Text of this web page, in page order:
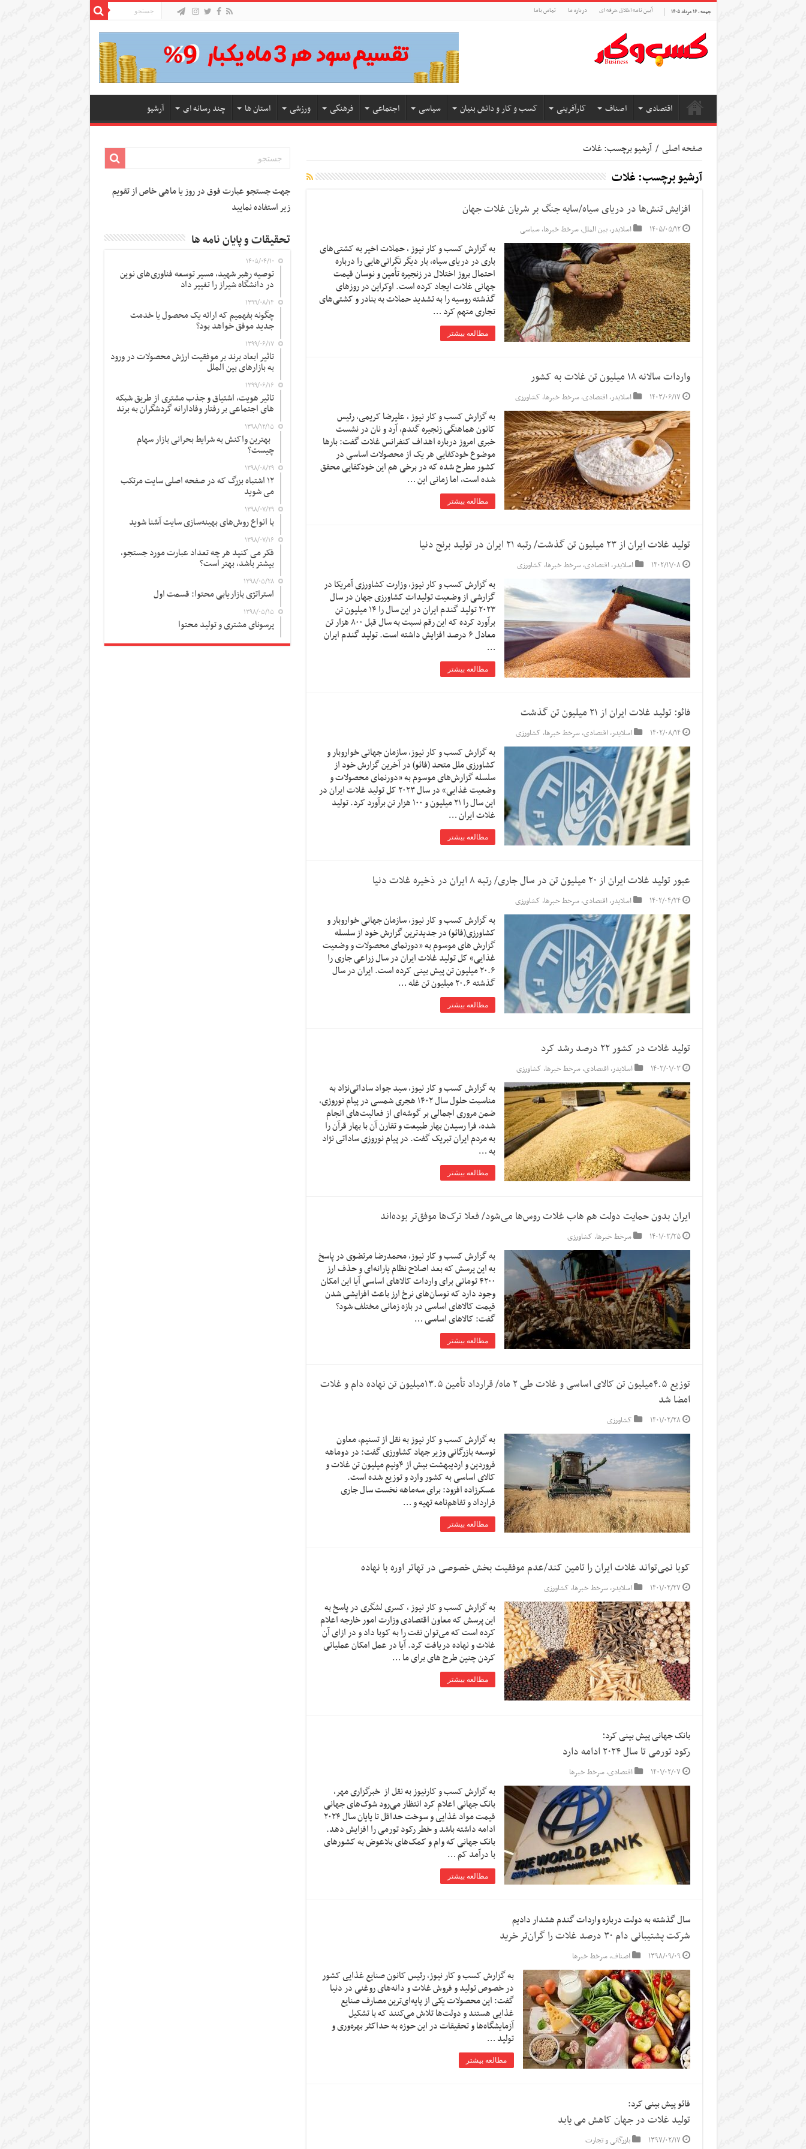
جمعه , ۱۶ مرداد ۱۴۰۵ آیین نامه اخلاق حرفه ای درباره ما تماس باما
اقتصادی اصناف کارآفرینی کسب و کار و دانش بنیان سیاسی اجتماعی فرهنگی ورزشی استان ها چند رسانه ای آرشیو
صفحه اصلی / آرشیو برچسب: غلات
آرشیو برچسب:غلات
افزایش تنش‌ها در دریای سیاه/سایه جنگ بر شریان غلات جهان
۱۴۰۵/۰۵/۱۲ اسلایدر,بین الملل,سرخط خبرها,سیاسی
به گزارش کسب و کار نیوز ، حملات اخیر به کشتی‌های
باری در دریای سیاه، بار دیگر نگرانی‌هایی را درباره
احتمال بروز اختلال در زنجیره تأمین و نوسان قیمت
جهانی غلات ایجاد کرده است. اوکراین در روزهای
گذشته روسیه را به تشدید حملات به بنادر و کشتی‌های
تجاری متهم کرد …
مطالعه بیشتر
واردات سالانه ۱۸ میلیون تن غلات به کشور
۱۴۰۳/۰۶/۱۷ اسلایدر,اقتصادی,سرخط خبرها, کشاورزی
به گزارش کسب و کار نیوز ، علیرضا کریمی، رئیس
کانون هماهنگی زنجیره گندم، آرد و نان در نشست
خبری امروز درباره اهداف کنفرانس غلات گفت: بارها
موضوع خودکفایی هر یک از محصولات اساسی در
کشور مطرح شده که در برخی هم این خودکفایی محقق
شده است، اما زمانی این …
مطالعه بیشتر
تولید غلات ایران از ۲۳ میلیون تن گذشت/ رتبه ۲۱ ایران در تولید برنج دنیا
۱۴۰۲/۱۱/۰۸ اسلایدر,اقتصادی,سرخط خبرها, کشاورزی
به گزارش کسب و کار نیوز، وزارت کشاورزی آمریکا در
گزارشی از وضعیت تولیدات کشاورزی جهان در سال
۲۰۲۳ تولید گندم ایران در این سال را ۱۴ میلیون تن
برآورد کرده که این رقم نسبت به سال قبل ۸۰۰ هزار تن
معادل ۶ درصد افزایش داشته است. تولید گندم ایران
…
مطالعه بیشتر
فائو: تولید غلات ایران از ۲۱ میلیون تن گذشت
۱۴۰۲/۰۸/۱۴ اسلایدر,اقتصادی,سرخط خبرها, کشاورزی
به گزارش کسب و کار نیوز، سازمان جهانی خواروبار و
کشاورزی ملل متحد (فائو) در آخرین گزارش خود از
سلسله گزارش‌های موسوم به «دورنمای محصولات و
وضعیت غذایی» در سال ۲۰۲۳ کل تولید غلات ایران در
این سال را ۲۱ میلیون و ۱۰۰ هزار تن برآورد کرد. تولید
غلات ایران …
مطالعه بیشتر
عبور تولید غلات ایران از ۲۰ میلیون تن در سال جاری/ رتبه ۸ ایران در ذخیره غلات دنیا
۱۴۰۲/۰۴/۲۴ اسلایدر,اقتصادی,سرخط خبرها, کشاورزی
به گزارش کسب و کار نیوز، سازمان جهانی خواروبار و
کشاورزی(فائو) در جدیدترین گزارش خود از سلسله
گزارش های موسوم به «دورنمای محصولات و وضعیت
غذایی» کل تولید غلات ایران در سال زراعی جاری را
۲۰.۶ میلیون تن پیش بینی کرده است. ایران در سال
گذشته ۲۰.۶ میلیون تن غله …
مطالعه بیشتر
تولید غلات در کشور ۲۲ درصد رشد کرد
۱۴۰۲/۰۱/۰۳ اسلایدر,اقتصادی,سرخط خبرها, کشاورزی
به گزارش کسب و کار نیوز، سید جواد ساداتی‌نژاد به
مناسبت حلول سال ۱۴۰۲ هجری شمسی در پیام نوروزی،
ضمن مروری اجمالی بر گوشه‌ای از فعالیت‌های انجام
شده، فرا رسیدن بهار طبیعت و تقارن آن با بهار قرآن را
به مردم ایران تبریک گفت. در پیام نوروزی ساداتی نژاد
به …
مطالعه بیشتر
ایران بدون حمایت دولت هم هاب غلات روس‌ها می‌شود/ فعلا ترک‌ها موفق‌تر بوده‌اند
۱۴۰۱/۰۳/۲۵ سرخط خبرها, کشاورزی
به گزارش کسب و کار نیوز، محمدرضا مرتضوی در پاسخ
به این پرسش که بعد اصلاح نظام یارانه‌ای و حذف ارز
۴۲۰۰ تومانی برای واردات کالاهای اساسی آیا این امکان
وجود دارد که نوسان‌های نرخ ارز باعث افزایشی شدن
قیمت کالاهای اساسی در بازه زمانی مختلف شود؟
گفت: کالاهای اساسی …
مطالعه بیشتر
توزیع ۴.۵میلیون تن کالای اساسی و غلات طی ۲ ماه/ قرارداد تأمین ۱۳.۵میلیون تن نهاده دام و غلات
امضا شد
۱۴۰۱/۰۲/۲۸ کشاورزی
به گزارش کسب و کار نیوز به نقل از تسنیم، معاون
توسعه بازرگانی وزیر جهاد کشاورزی گفت: در دوماهه
فروردین و اردیبهشت بیش از ۴ونیم میلیون تن غلات و
کالای اساسی به کشور وارد و توزیع شده است.
عسکرزاده افزود: برای سه‌ماهه نخست سال جاری
قرارداد و تفاهم‌نامه تهیه و …
مطالعه بیشتر
کوبا نمی‌تواند غلات ایران را تامین کند/عدم موفقیت بخش خصوصی در تهاتر اوره با نهاده
۱۴۰۱/۰۲/۲۷ اسلایدر,سرخط خبرها, کشاورزی
به گزارش کسب و کار نیوز ، کسری لشگری در پاسخ به
این پرسش که معاون اقتصادی وزارت امور خارجه اعلام
کرده است که می‌توان نفت را به کوبا داد و در ازای آن
غلات و نهاده دریافت کرد. آیا در عمل امکان عملیاتی
کردن چنین طرح های برای ما …
مطالعه بیشتر
بانک جهانی پیش بینی کرد؛
رکود تورمی تا سال ۲۰۲۴ ادامه دارد
۱۴۰۱/۰۲/۰۷ اقتصادی,سرخط خبرها
به گزارش کسب و کارنیوز به نقل از خبرگزاری مهر،
بانک جهانی اعلام کرد انتظار می‌رود شوک‌های جهانی
قیمت مواد غذایی و سوخت حداقل تا پایان سال ۲۰۲۴
ادامه داشته باشد و خطر رکود تورمی را افزایش دهد.
بانک جهانی که وام و کمک‌های بلاعوض به کشورهای
با درآمد کم …
مطالعه بیشتر
سال گذشته به دولت درباره واردات گندم هشدار دادیم
شرکت پشتیبانی دام ۳۰ درصد غلات را گران‌تر خرید
۱۳۹۸/۰۹/۰۹ اصناف,سرخط خبرها
به گزارش کسب و کار نیوز، رئیس کانون صنایع غذایی کشور
در خصوص تولید و فروش غلات و دانه‌های روغنی در دنیا
گفت: این محصولات یکی از پایه‌ای‌ترین مصارف صنایع
غذایی هستند و دولت‌ها تلاش می‌کنند که با تشکیل
آزمایشگاه‌ها و تحقیقات در این حوزه به حداکثر بهره‌وری و
تولید …
مطالعه بیشتر
فائو پیش بینی کرد:
تولید غلات در جهان کاهش می یابد
۱۳۹۷/۰۲/۱۷ بازرگانی و تجارت
جهت جستجو عبارت فوق در روز یا ماهی خاص از تقویم
زیر استفاده نمایید
تحقیقات و پایان نامه ها
۱۴۰۵/۰۴/۱۰
توصیه رهبر شهید، مسیر توسعه فناوری‌های نوین
در دانشگاه شیراز را تغییر داد
۱۳۹۹/۰۸/۱۴
چگونه بفهمیم که ارائه یک محصول یا خدمت
جدید موفق خواهد بود؟
۱۳۹۹/۰۶/۱۷
تاثیر ابعاد برند بر موفقیت ارزش محصولات در ورود
به بازارهای بین الملل
۱۳۹۹/۰۶/۱۶
تاثیر هویت، اشتیاق و جذب مشتری از طریق شبکه
های اجتماعی بر رفتار وفادارانه گردشگران به برند
۱۳۹۸/۱۲/۱۵
بهترین واکنش به شرایط بحرانی بازار سهام
چیست؟
۱۳۹۸/۰۸/۲۹
۱۲ اشتباه بزرگ که در صفحه اصلی سایت مرتکب
می شوید
۱۳۹۸/۰۷/۲۹
با انواع روش‌های بهینه‌سازی سایت آشنا شوید
۱۳۹۸/۰۷/۱۶
فکر می کنید هر چه تعداد عبارت مورد جستجو،
بیشتر باشد، بهتر است؟
۱۳۹۸/۰۵/۲۸
استراتژی بازاریابی محتوا: قسمت اول
۱۳۹۸/۰۵/۱۵
پرسونای مشتری و تولید محتوا